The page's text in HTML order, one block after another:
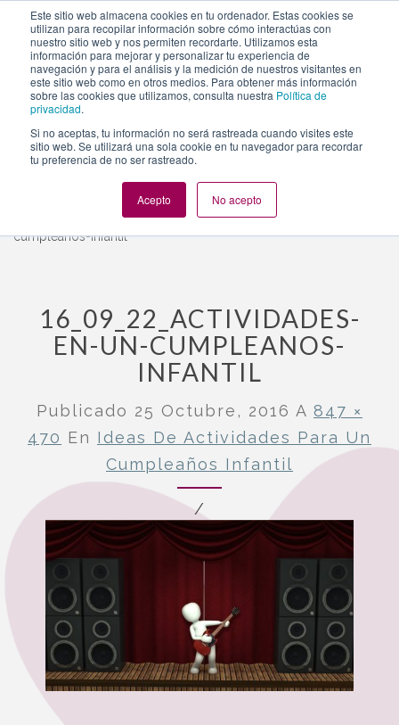
Este sitio web almacena cookies en tu ordenador. Estas cookies se
utilizan para recopilar información sobre cómo interactúas con
nuestro sitio web y nos permiten recordarte. Utilizamos esta
información para mejorar y personalizar tu experiencia de
navegación y para el análisis y la medición de nuestros visitantes en
este sitio web como en otros medios. Para obtener más información
sobre las cookies que utilizamos, consulta nuestra Política de
privacidad.
Si no aceptas, tu información no será rastreada cuando visites este
sitio web. Se utilizará una sola cookie en tu navegador para recordar
tu preferencia de no ser rastreado.
Acepto No acepto
https://www.evento.love/blog/ideas-actividades-
cumpleanos-infantil/16_09_22_actividades-en-un-
cumpleanos-infantil/
Cumpleaños»
Ideas de actividades para un
cumpleaños infantil»16_09_22_actividades-en-un-
cumpleanos-infantil
16_09_22_ACTIVIDADES-
EN-UN-CUMPLEANOS-
INFANTIL
Publicado 25 Octubre, 2016 A 847 ×
470 En Ideas De Actividades Para Un
Cumpleaños Infantil
/